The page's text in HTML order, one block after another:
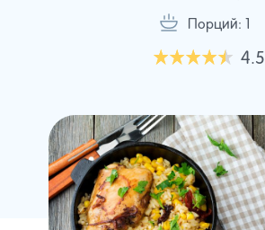
Порций: 1
4.5